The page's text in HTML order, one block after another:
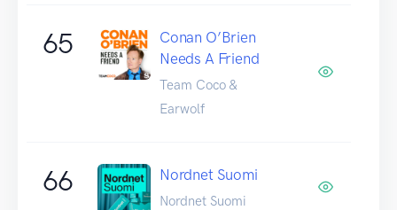
65
Conan O’Brien
Needs A Friend
Team Coco &
Earwolf
66 Nordnet Suomi
Nordnet Suomi